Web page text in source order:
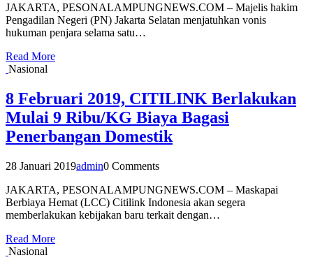
JAKARTA, PESONALAMPUNGNEWS.COM – Majelis hakim
Pengadilan Negeri (PN) Jakarta Selatan menjatuhkan vonis
hukuman penjara selama satu…
Read More
Nasional
8 Februari 2019, CITILINK Berlakukan
Mulai 9 Ribu/KG Biaya Bagasi
Penerbangan Domestik
28 Januari 2019admin0 Comments
JAKARTA, PESONALAMPUNGNEWS.COM – Maskapai
Berbiaya Hemat (LCC) Citilink Indonesia akan segera
memberlakukan kebijakan baru terkait dengan…
Read More
Nasional